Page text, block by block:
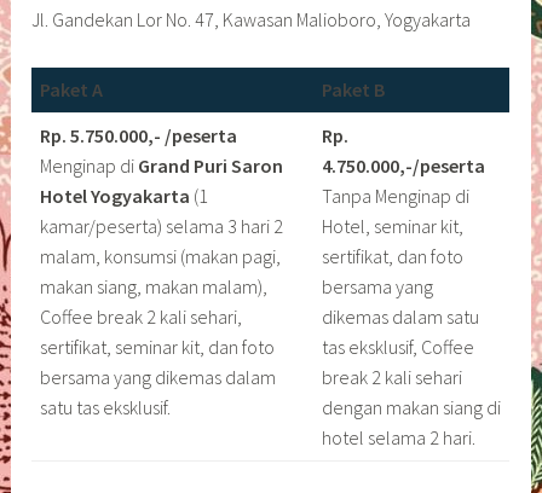
Jl. Gandekan Lor No. 47, Kawasan Malioboro, Yogyakarta
Paket A
Paket B
Rp. 5.750.000,- /peserta
Menginap di Grand Puri Saron
Hotel Yogyakarta (1
kamar/peserta) selama 3 hari 2
malam, konsumsi (makan pagi,
makan siang, makan malam),
Coffee break 2 kali sehari,
sertifikat, seminar kit, dan foto
bersama yang dikemas dalam
satu tas eksklusif.
Rp.
4.750.000,-/peserta
Tanpa Menginap di
Hotel, seminar kit,
sertifikat, dan foto
bersama yang
dikemas dalam satu
tas eksklusif, Coffee
break 2 kali sehari
dengan makan siang di
hotel selama 2 hari.